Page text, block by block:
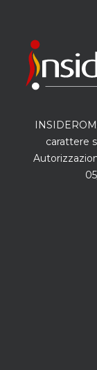
carattere